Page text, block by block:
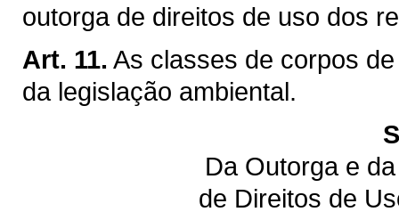
outorga de direitos de uso dos
Art. 11. As classes de corpos
da legislação ambiental.
Da Outorga e
de Direitos de